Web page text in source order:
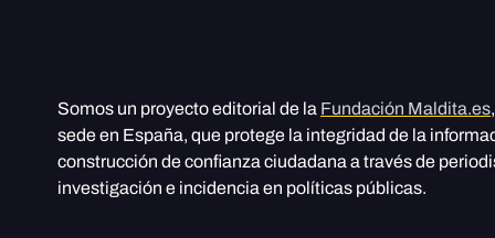
Somos un proyecto editorial de la Fundación Maldita.es
sede en España, que protege la integridad de la
construcción de confianza ciudadana a través de
investigación e incidencia en políticas públicas.